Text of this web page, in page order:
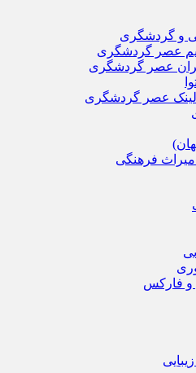
و گردشگری
عصر گردشگری
عصر گردشگری
لینک عصر گردشگری
فرهنگی
و فارکس